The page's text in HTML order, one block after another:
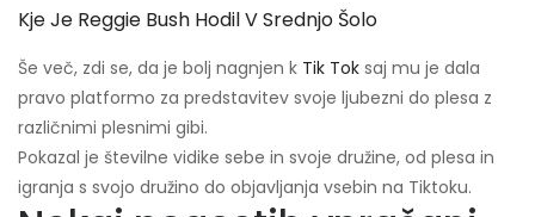
Kje Je Reggie Bush Hodil V Srednjo Šolo
Še več, zdi se, da je bolj nagnjen k Tik Tok saj mu je dala
pravo platformo za predstavitev svoje ljubezni do plesa z
različnimi plesnimi gibi.
Pokazal je številne vidike sebe in svoje družine, od plesa in
igranja s svojo družino do objavljanja vsebin na Tiktoku.